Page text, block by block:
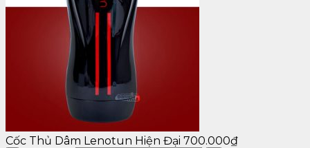
Cốc Thủ Dâm Lenotun Hiện Đại 700.000₫